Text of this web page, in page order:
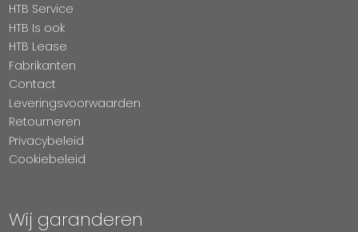
HTB Service
HTB Is ook
HTB Lease
Fabrikanten
Contact
Leveringsvoorwaarden
Retourneren
Privacybeleid
Cookiebeleid
Wij garanderen